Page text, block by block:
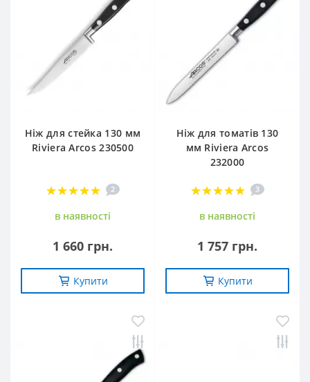
Ніж для стейка 130 мм
Riviera Arcos 230500
2
в наявностi
1 660 грн.
Купити
Ніж для томатів 130
мм Riviera Arcos
232000
3
в наявностi
1 757 грн.
Купити